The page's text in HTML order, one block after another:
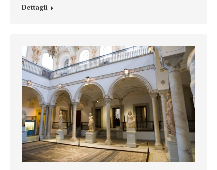
Dettagli